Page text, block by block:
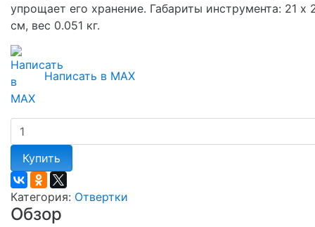
упрощает его хранение. Габариты инструмента: 21 х
см, вес 0.051 кг.
Написать в MAX
Купить
Категория: Отвертки
Обзор